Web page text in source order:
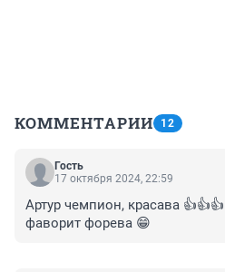
КОММЕНТАРИИ 12
Гость
17 октября 2024, 22:59
Артур чемпион, красава
фаворит форева 😁